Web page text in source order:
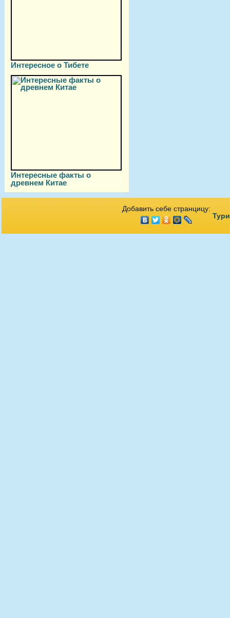
Интересное о Тибете
Интересные факты о
древнем Китае
Добавить себе странцицу: